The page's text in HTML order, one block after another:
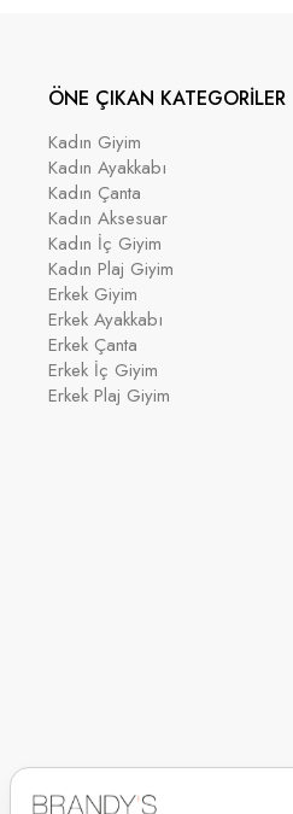
ÖNE ÇIKAN KATEGORİLER
Kadın Giyim
Kadın Ayakkabı
Kadın Çanta
Kadın Aksesuar
Kadın İç Giyim
Kadın Plaj Giyim
Erkek Giyim
Erkek Ayakkabı
Erkek Çanta
Erkek İç Giyim
Erkek Plaj Giyim